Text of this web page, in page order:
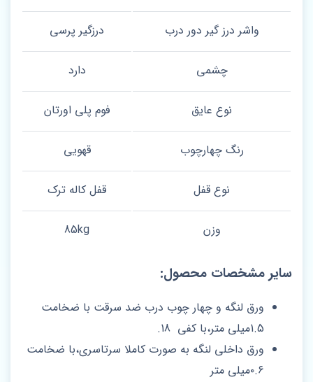
واشر درز گیر دور درب درزگیر پرسی
چشمی دارد
نوع عایق فوم پلی اورتان
رنگ چهارچوب قهویی
نوع قفل قفل کاله ترک
وزن 85kg
سایر مشخصات محصول:
ورق لنگه و چهار چوب درب ضد سرقت با ضخامت
1.5میلی متر،با کفی 18.
ورق داخلی لنگه به صورت کاملا سرتاسری،با ضخامت
۰.۶میلی متر